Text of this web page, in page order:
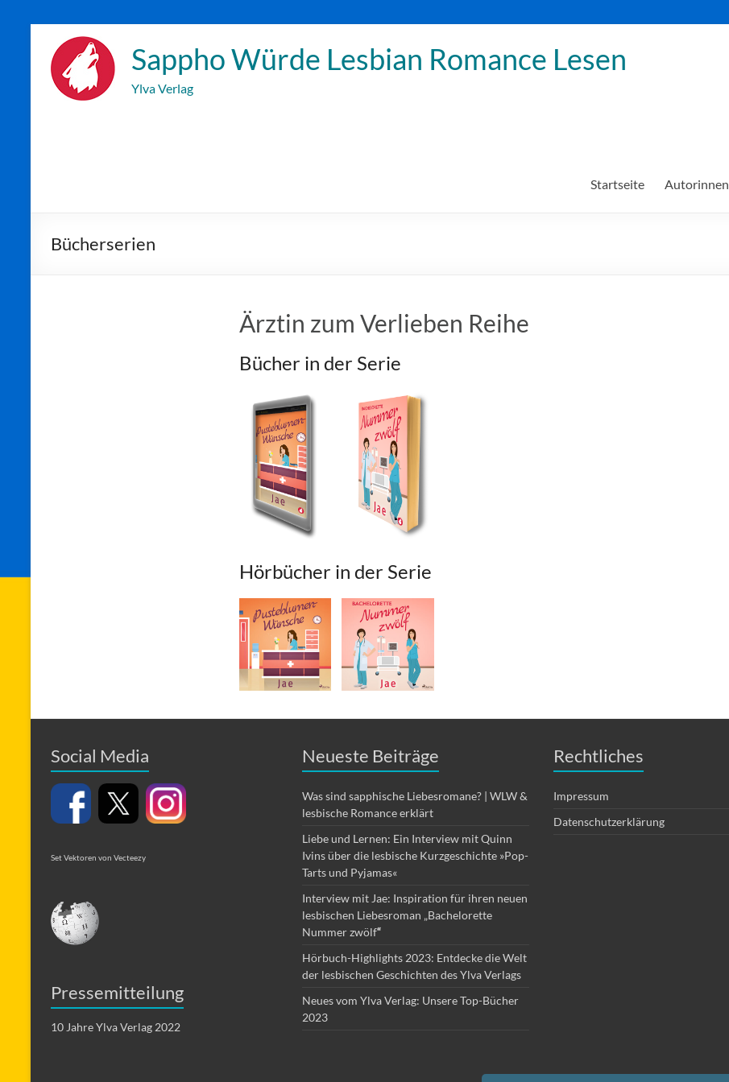
Inhalt
wechseln
Sappho Würde Lesbian Romance Lesen
Ylva Verlag
Startseite Autorinnen
Bücherserien
Ärztin zum Verlieben Reihe
Bücher in der Serie
Hörbücher in der Serie
Social Media
Set Vektoren von Vecteezy
Pressemitteilung
10 Jahre Ylva Verlag 2022
Neueste Beiträge
Was sind sapphische Liebesromane? | WLW &
lesbische Romance erklärt
Liebe und Lernen: Ein Interview mit Quinn
Ivins über die lesbische Kurzgeschichte »Pop-
Tarts und Pyjamas«
Interview mit Jae: Inspiration für ihren neuen
lesbischen Liebesroman „Bachelorette
Nummer zwölf“
Hörbuch-Highlights 2023: Entdecke die Welt
der lesbischen Geschichten des Ylva Verlags
Neues vom Ylva Verlag: Unsere Top-Bücher
2023
Rechtliches
Impressum
Datenschutzerklärung